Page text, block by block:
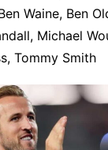
Waine, Ben
Michael
Tommy Smith